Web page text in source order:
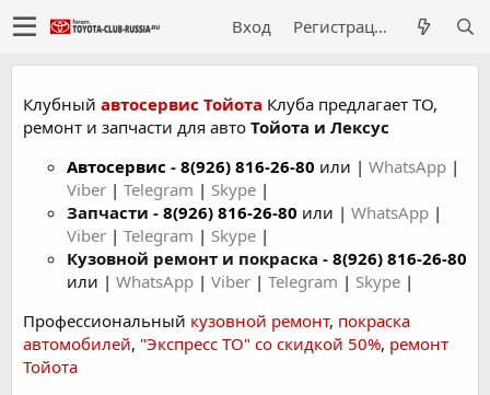
Вход Регистрация
Клубный автосервис Тойота Клуба предлагает ТО,
ремонт и запчасти для авто Тойота и Лексус
Автосервис - 8(926) 816-26-80 или | WhatsApp |
Viber | Telegram | Skype |
Запчасти - 8(926) 816-26-80 или | WhatsApp |
Viber | Telegram | Skype |
Кузовной ремонт и покраска - 8(926) 816-26-80
или | WhatsApp | Viber | Telegram | Skype |
Профессиональный кузовной ремонт, покраска
автомобилей, "Экспресс ТО" со скидкой 50%, ремонт
Тойота